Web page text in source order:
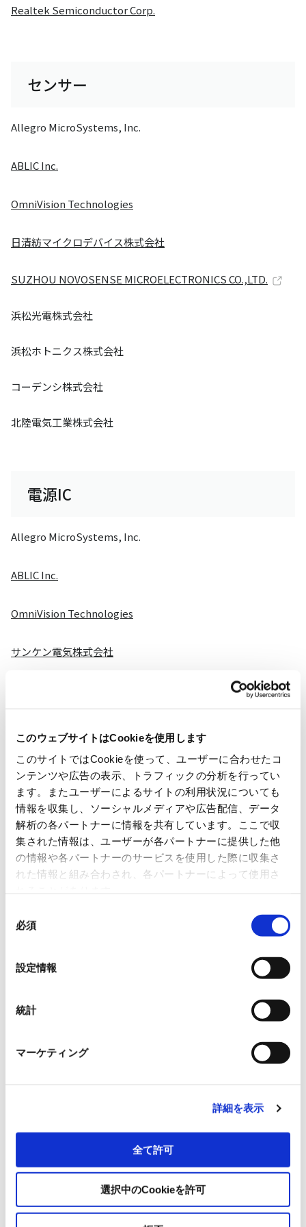
このウェブサイトはCookieを使用します
このサイトではCookieを使って、ユーザーに合わせたコ
ンテンツや広告の表示、トラフィックの分析を行ってい
ます。またユーザーによるサイトの利用状況についても
情報を収集し、ソーシャルメディアや広告配信、データ
解析の各パートナーに情報を共有しています。ここで収
集された情報は、ユーザーが各パートナーに提供した他
の情報や各パートナーのサービスを使用した際に収集さ
れた情報と組み合わされ、各パートナーによって使用さ
必須
設定情報
統計
マーケティング
詳細を表示
全て許可
選択中のCookieを許可
Realtek Semiconductor Corp.
センサー
Allegro MicroSystems, Inc.
ABLIC Inc.
OmniVision Technologies
日清紡マイクロデバイス株式会社
SUZHOU NOVOSENSE MICROELECTRONICS CO.,LTD.
浜松光電株式会社
浜松ホトニクス株式会社
コーデンシ株式会社
北陸電気工業株式会社
電源IC
Allegro MicroSystems, Inc.
ABLIC Inc.
OmniVision Technologies
サンケン電気株式会社
Vishay Intertechnology,Inc.
イサハヤ電子株式会社
アナログ
ABLIC Inc.
Allegro MicroSystems, Inc.
イサハヤ電子株式会社
日本ライトン株式会社
日清紡マイクロデバイス株式会社
サンケン電気株式会社